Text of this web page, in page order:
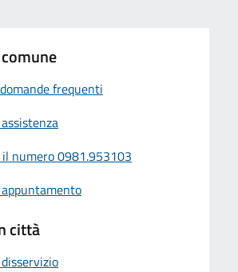
frequenti
il numero 0981.953103
città